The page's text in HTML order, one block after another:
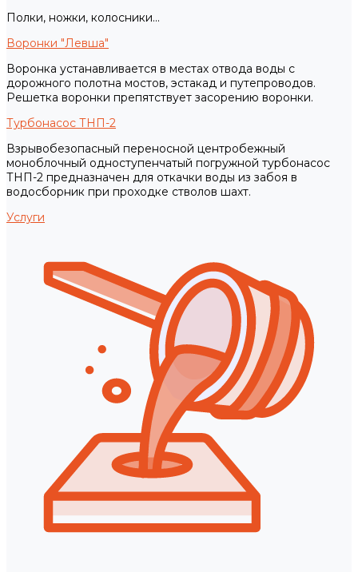
Полки, ножки, колосники...
Воронки "Левша"
Воронка устанавливается в местах отвода воды с
дорожного полотна мостов, эстакад и путепроводов.
Решетка воронки препятствует засорению воронки.
Турбонасос ТНП-2
Взрывобезопасный переносной центробежный
моноблочный одноступенчатый погружной турбонасос
ТНП-2 предназначен для откачки воды из забоя в
водосборник при проходке стволов шахт.
Услуги